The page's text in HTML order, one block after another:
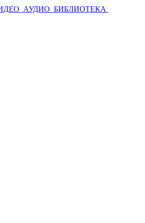
АУДИО БИБЛИОТЕКА